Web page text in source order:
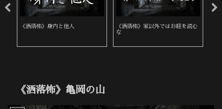
《洒落怖》身内と他人
《洒落怖》家以外ではお経を読む
な
《洒落怖》亀岡の山